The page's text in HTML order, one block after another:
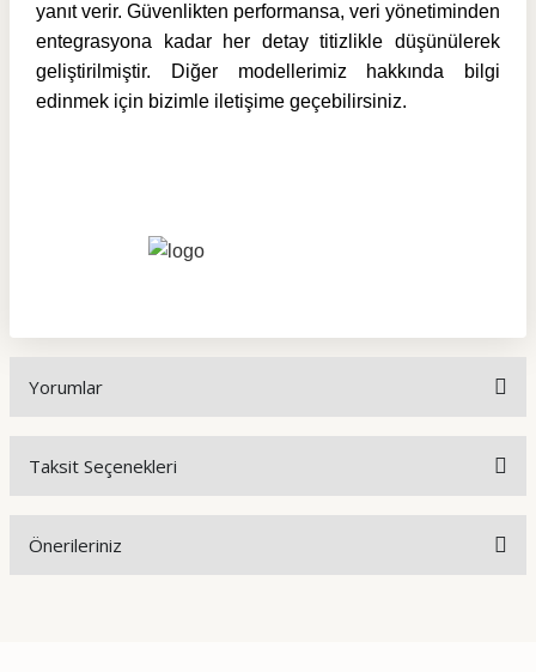
yanıt verir. Güvenlikten performansa, veri yönetiminden
entegrasyona kadar her detay titizlikle düşünülerek
geliştirilmiştir. Diğer modellerimiz hakkında bilgi
edinmek için bizimle iletişime geçebilirsiniz.
Yorumlar
Taksit Seçenekleri
Önerileriniz